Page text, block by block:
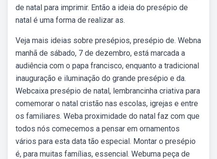
de natal para imprimir. Então a ideia do presépio de
natal é uma forma de realizar as.
Veja mais ideias sobre presépios, presépio de. Webna
manhã de sábado, 7 de dezembro, está marcada a
audiência com o papa francisco, enquanto a tradicional
inauguração e iluminação do grande presépio e da.
Webcaixa presépio de natal, lembrancinha criativa para
comemorar o natal cristão nas escolas, igrejas e entre
os familiares. Weba proximidade do natal faz com que
todos nós comecemos a pensar em ornamentos
vários para esta data tão especial. Montar o presépio
é, para muitas famílias, essencial. Webuma peça de